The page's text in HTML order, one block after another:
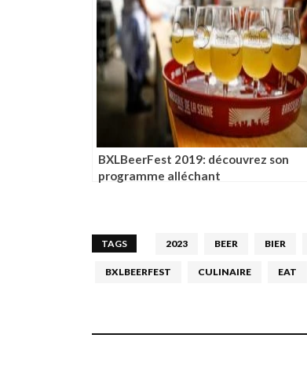
BXLBeerFest 2019: découvrez son
programme alléchant
TAGS 2023 BEER BIER
BXLBEERFEST CULINAIRE EAT